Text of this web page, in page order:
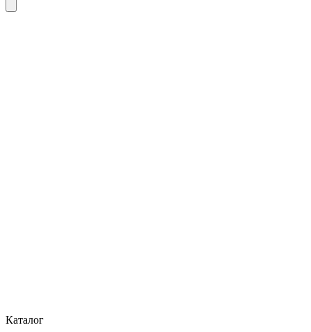
Каталог